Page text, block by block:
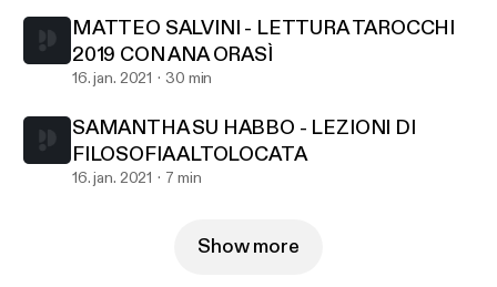
MATTEO SALVINI - LETTURA TAROCCHI
2019 CON ANA ORASÌ
16. jan. 2021 30 min
SAMANTHA SU HABBO - LEZIONI DI
FILOSOFIA ALTOLOCATA
16. jan. 2021 7 min
Show more